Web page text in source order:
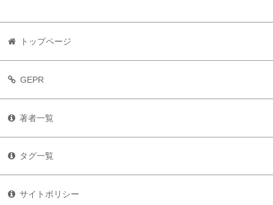
トップページ
GEPR
著者一覧
タグ一覧
サイトポリシー